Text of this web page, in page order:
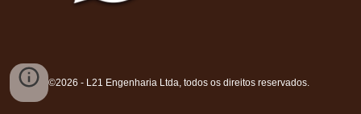
©2026 - L21 Engenharia Ltda, todos os direitos reservados.